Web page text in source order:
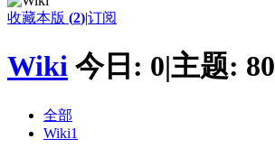
收藏本版 (2)|订阅
Wiki 今日: 0|主题: 80
全部
Wiki1